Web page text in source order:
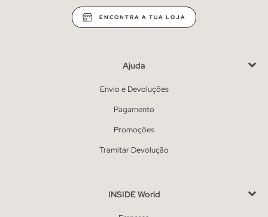
ENCONTRA A TUA LOJA
Ajuda
Envio e Devoluções
Pagamento
Promoções
Tramitar Devolução
INSIDE World